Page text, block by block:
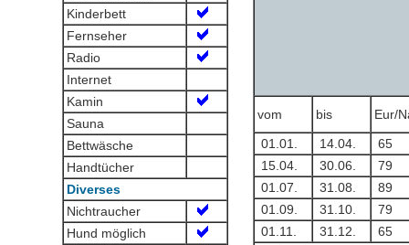
Kinderbett
Fernseher
Radio
Internet
Kamin
Sauna
Bettwäsche
Handtücher
Diverses
Nichtraucher
Hund möglich
vom bis
Eur/
01.01.
14.04.
65
15.04.
30.06.
79
01.07.
31.08.
89
01.09.
31.10.
79
01.11.
31.12.
65